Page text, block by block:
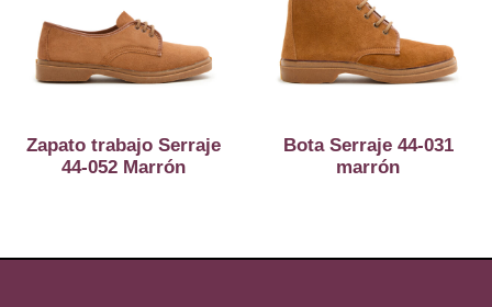
Zapato trabajo Serraje
44-052 Marrón
Bota Serraje 44-031
marrón